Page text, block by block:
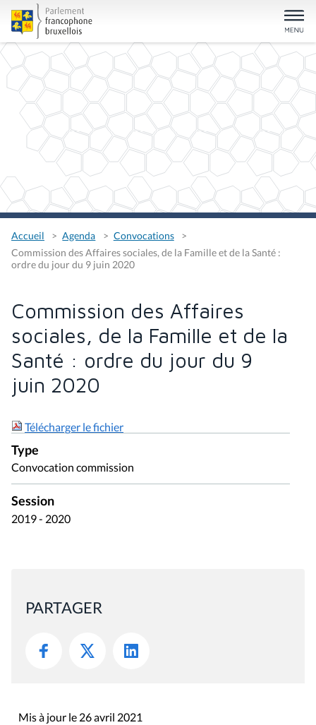
Accueil Agenda
Convocations
Commission des Affaires sociales, de la Famille et de la Santé :
ordre du jour du 9 juin 2020
Commission des Affaires
sociales, de la Famille et de la
Santé : ordre du jour du 9
juin 2020
Télécharger le fichier
Type
Convocation commission
Session
2019 - 2020
PARTAGER
Mis à jour le 26 avril 2021